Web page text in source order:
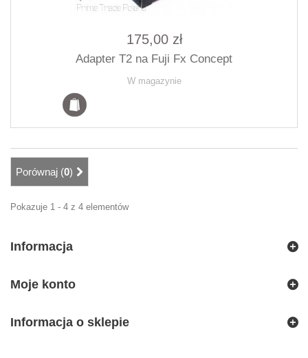
175,00 zł
Adapter T2 na Fuji Fx Concept
W magazynie
Porównaj (0)
Pokazuje 1 - 4 z 4 elementów
Informacja
Moje konto
Informacja o sklepie